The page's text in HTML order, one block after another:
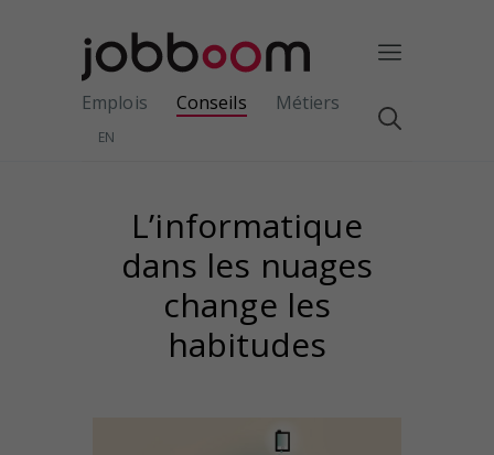
Emplois Conseils Métiers
EN
L’informatique
dans les nuages
change les
habitudes